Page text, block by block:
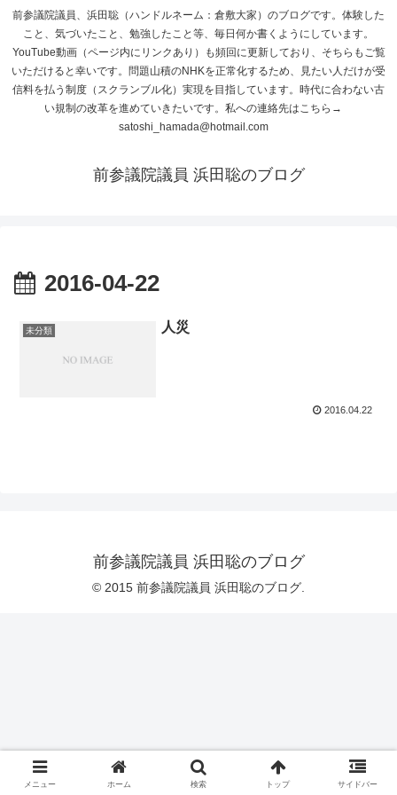
前参議院議員、浜田聡（ハンドルネーム：倉敷大家）のブログです。体験した
こと、気づいたこと、勉強したこと等、毎日何か書くようにしています。
YouTube動画（ページ内にリンクあり）も頻回に更新しており、そちらもご覧
いただけると幸いです。問題山積のNHKを正常化するため、見たい人だけが受
信料を払う制度（スクランブル化）実現を目指しています。時代に合わない古
い規制の改革を進めていきたいです。私への連絡先はこちら→
satoshi_hamada@hotmail.com
前参議院議員 浜田聡のブログ
2016-04-22
未分類 人災
2016.04.22
前参議院議員 浜田聡のブログ
© 2015 前参議院議員 浜田聡のブログ.
メニュー ホーム 検索 トップ サイドバー